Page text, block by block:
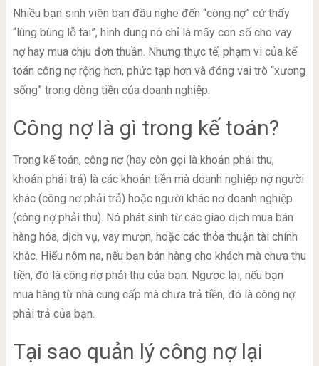
Nhiều bạn sinh viên ban đầu nghe đến “công nợ” cứ thấy
“lùng bùng lỗ tai”, hình dung nó chỉ là mấy con số cho vay
nợ hay mua chịu đơn thuần. Nhưng thực tế, phạm vi của kế
toán công nợ rộng hơn, phức tạp hơn và đóng vai trò “xương
sống” trong dòng tiền của doanh nghiệp.
Công nợ là gì trong kế toán?
Trong kế toán, công nợ (hay còn gọi là khoản phải thu,
khoản phải trả) là các khoản tiền mà doanh nghiệp nợ người
khác (công nợ phải trả) hoặc người khác nợ doanh nghiệp
(công nợ phải thu). Nó phát sinh từ các giao dịch mua bán
hàng hóa, dịch vụ, vay mượn, hoặc các thỏa thuận tài chính
khác. Hiểu nôm na, nếu bạn bán hàng cho khách mà chưa thu
tiền, đó là công nợ phải thu của bạn. Ngược lại, nếu bạn
mua hàng từ nhà cung cấp mà chưa trả tiền, đó là công nợ
phải trả của bạn.
Tại sao quản lý công nợ lại